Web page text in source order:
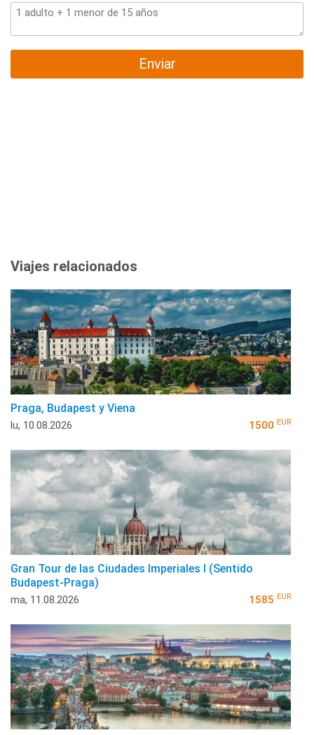
Enviar
Viajes relacionados
Praga, Budapest y Viena
lu, 10.08.2026 1500 EUR
Gran Tour de las Ciudades Imperiales I (Sentido
Budapest-Praga)
ma, 11.08.2026 1585 EUR